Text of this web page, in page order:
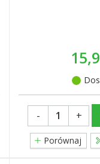
- +
Porównaj